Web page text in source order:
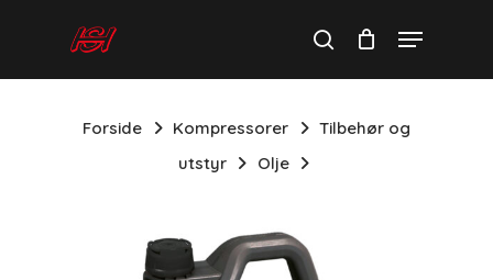
content
Forside Kompressorer
Tilbehør og
utstyr
Olje